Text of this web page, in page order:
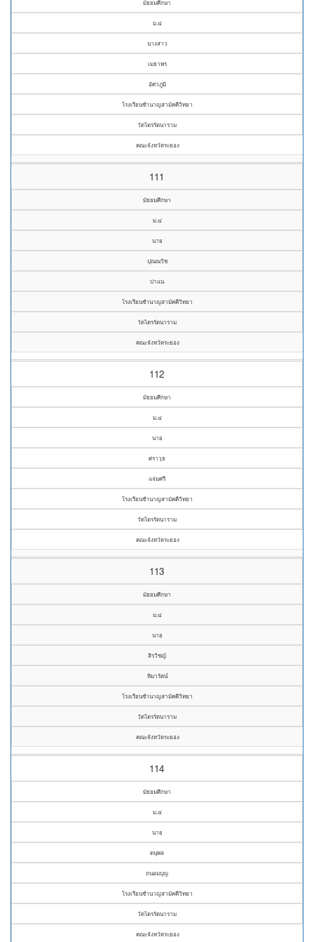
มัธยมศึกษา
ม.๔
นางสาว
เมธาพร
อัศวภูมิ
โรงเรียนชำนาญสามัคคีวิทยา
วัดไตรรัตนาราม
คณะจังหวัดระยอง
111
มัธยมศึกษา
ม.๔
นาย
ปุณณวิช
ปาแน
โรงเรียนชำนาญสามัคคีวิทยา
วัดไตรรัตนาราม
คณะจังหวัดระยอง
112
มัธยมศึกษา
ม.๔
นาย
ศราวุธ
แจ่มศรี
โรงเรียนชำนาญสามัคคีวิทยา
วัดไตรรัตนาราม
คณะจังหวัดระยอง
113
มัธยมศึกษา
ม.๔
นาย
สิรวิชญ์
หิมารัตน์
โรงเรียนชำนาญสามัคคีวิทยา
วัดไตรรัตนาราม
คณะจังหวัดระยอง
114
มัธยมศึกษา
ม.๔
นาย
ดนุพล
ถนอมบุญ
โรงเรียนชำนาญสามัคคีวิทยา
วัดไตรรัตนาราม
คณะจังหวัดระยอง